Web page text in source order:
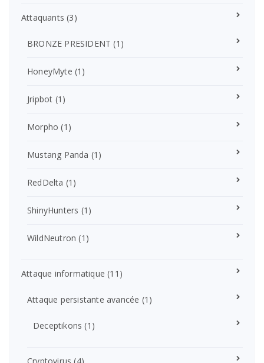
Attaquants (3)
BRONZE PRESIDENT (1)
HoneyMyte (1)
Jripbot (1)
Morpho (1)
Mustang Panda (1)
RedDelta (1)
ShinyHunters (1)
WildNeutron (1)
Attaque informatique (11)
Attaque persistante avancée (1)
Deceptikons (1)